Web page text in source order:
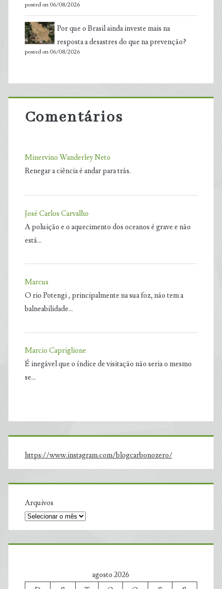
posted on 06/08/2026
Por que o Brasil ainda investe mais na
resposta a desastres do que na prevenção?
posted on 06/08/2026
Comentários
Minervino Wanderley Neto
Renegar a ciência é andar para trás.
José Carlos Carvalho
A poluição e o aquecimento dos oceanos é grave e não
está…
Marcus
O rio Potengi , principalmente na sua foz, não tem a
balneabilidade…
Marcio Capriglione
É inegável que o índice de visitação não seria o mesmo
se…
https://www.instagram.com/blogcarbonozero/
Arquivos
agosto 2026